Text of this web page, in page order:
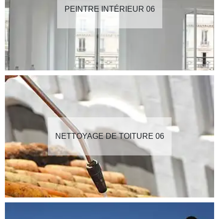
PEINTRE INTÉRIEUR 06
NETTOYAGE DE TOITURE 06